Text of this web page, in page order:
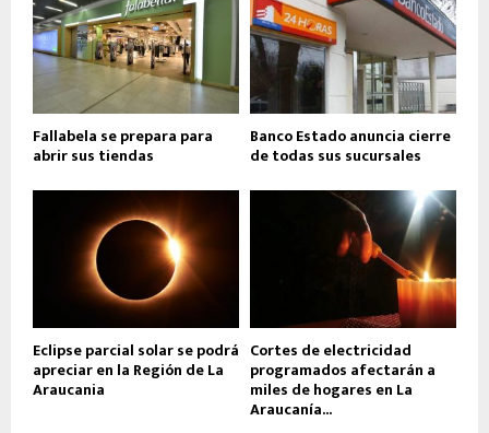
Fallabela se prepara para
abrir sus tiendas
Banco Estado anuncia cierre
de todas sus sucursales
Eclipse parcial solar se podrá
apreciar en la Región de La
Araucania
Cortes de electricidad
programados afectarán a
miles de hogares en La
Araucanía...